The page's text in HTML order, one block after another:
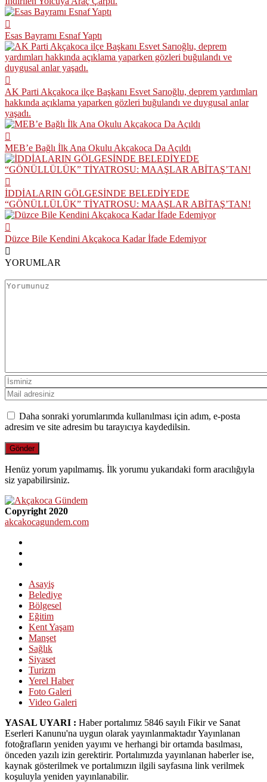
Esas Bayramı Esnaf Yaptı
AK Parti Akçakoca ilçe Başkanı Esvet Sarıoğlu, deprem yardımları
hakkında açıklama yaparken gözleri buğulandı ve duygusal anlar
yaşadı.
MEB’e Bağlı İlk Ana Okulu Akçakoca Da Açıldı
İDDİALARIN GÖLGESİNDE BELEDİYEDE
“GÖNÜLLÜLÜK” TİYATROSU: MAAŞLAR ABİTAŞ’TAN!
Düzce Bile Kendini Akçakoca Kadar İfade Edemiyor
YORUMLAR
Daha sonraki yorumlarımda kullanılması için adım, e-posta
adresim ve site adresim bu tarayıcıya kaydedilsin.
Henüz yorum yapılmamış. İlk yorumu yukarıdaki form aracılığıyla
siz yapabilirsiniz.
Copyright 2020
akcakocagundem.com
Asayiş
Belediye
Bölgesel
Eğitim
Kent Yaşam
Manşet
Sağlık
Siyaset
Turizm
Yerel Haber
Foto Galeri
Video Galeri
YASAL UYARI : Haber portalımız 5846 sayılı Fikir ve Sanat
Eserleri Kanunu'na uygun olarak yayınlanmaktadır Yayınlanan
fotoğrafların yeniden yayımı ve herhangi bir ortamda basılması,
önceden yazılı izin gerektirir. Portalımızda yayınlanan haberler ise,
kaynak gösterilmek ve portalımızın ilgili sayfasına link verilmek
koşuluyla yeniden yayınlanabilir.